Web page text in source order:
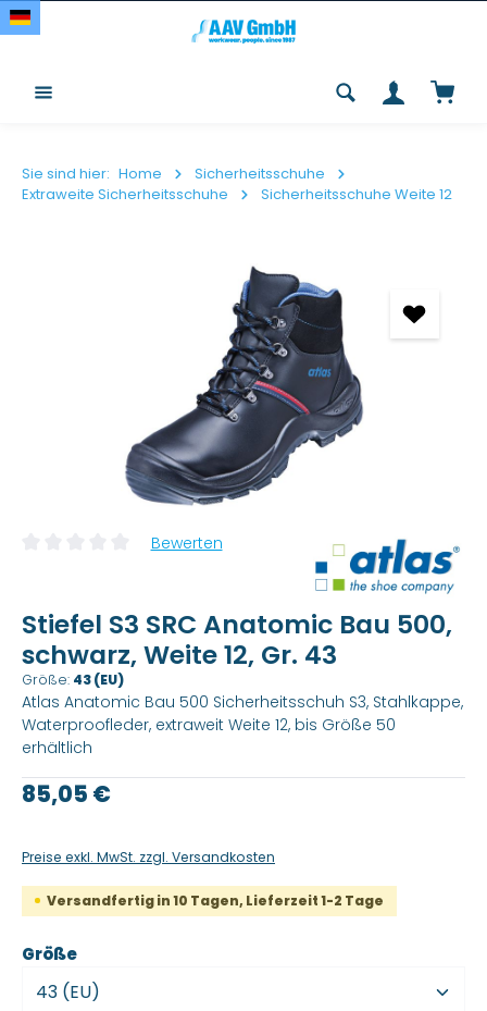
Zum Hauptinhalt springen
Sie sind hier: Home
Sicherheitsschuhe
Extraweite Sicherheitsschuhe
Sicherheitsschuhe Weite 12
Durchschnittliche Bewertung von 0 von 5 Sternen
Bewerten
Stiefel S3 SRC Anatomic Bau 500,
schwarz, Weite 12, Gr. 43
Größe: 43 (EU)
Atlas Anatomic Bau 500 Sicherheitsschuh S3, Stahlkappe,
Waterproofleder, extraweit Weite 12, bis Größe 50
erhältlich
Regulärer Preis:
85,05 €
Preise exkl. MwSt. zzgl. Versandkosten
Versandfertig in 10 Tagen, Lieferzeit 1-2 Tage
Größeauswählen